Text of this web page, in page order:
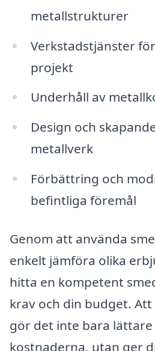
metallstrukturer
Verkstadstjänster
projekt
Underhåll av
Design och
metallverk
Förbättring och
befintliga föremål
Genom att använda
enkelt jämföra olika
hitta en kompetent
krav och din budget.
gör det inte bara
kostnaderna, utan ger